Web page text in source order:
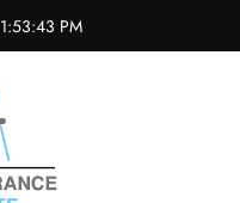
1:53:44 PM